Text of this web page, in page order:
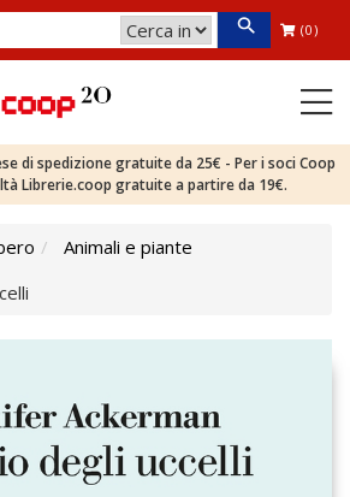
(0)
di spedizione gratuite da 25€ - Per i soci Coop
Librerie.coop gratuite a partire da 19€.
Animali e piante